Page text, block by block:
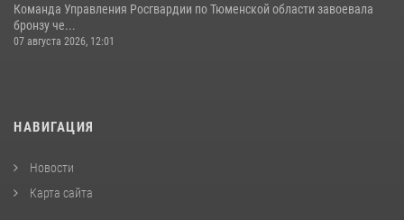
Команда Управления Росгвардии по Тюменской области завоевала
бронзу че...
07 августа 2026, 12:01
НАВИГАЦИЯ
Новости
Карта сайта